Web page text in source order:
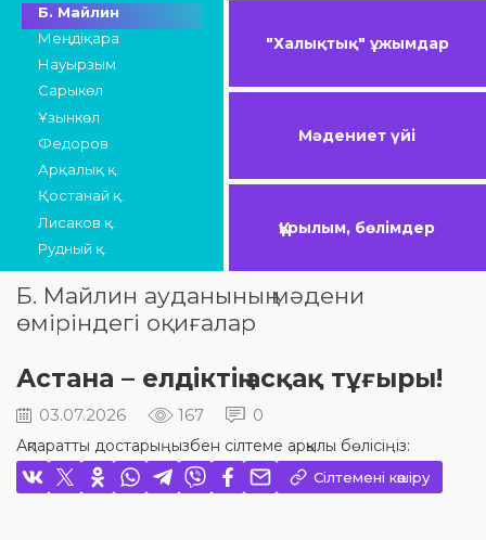
Б. Майлин
Меңдіқара
Науырзым
Сарыкөл
Ұзынкөл
Федоров
Арқалық қ.
Қостанай қ.
Лисаков қ.
Рудный қ.
"Халықтық" ұжымдар
Мәдениет үйі
Құрылым, бөлімдер
Б. Майлин ауданының мәдени
өміріндегі оқиғалар
Астана – елдіктің асқақ тұғыры!
03.07.2026 167 0
Ақпаратты достарыңызбен сілтеме арқылы бөлісіңіз:
Сілтемені көшіру